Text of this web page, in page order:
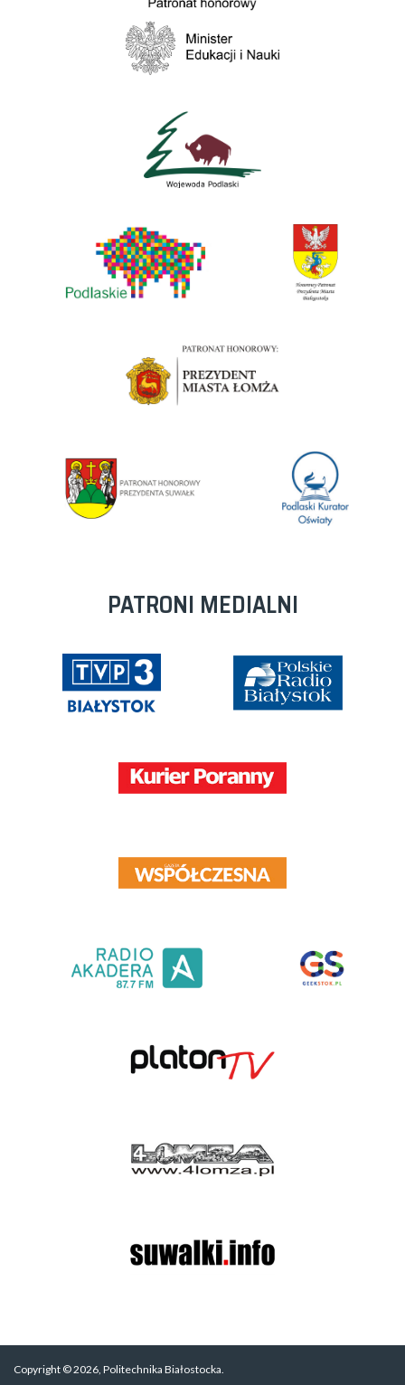
PATRONI MEDIALNI
Copyright © 2026, Politechnika Białostocka.